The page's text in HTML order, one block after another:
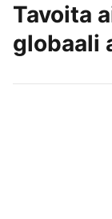
Tavoita
globaali
Tavoita